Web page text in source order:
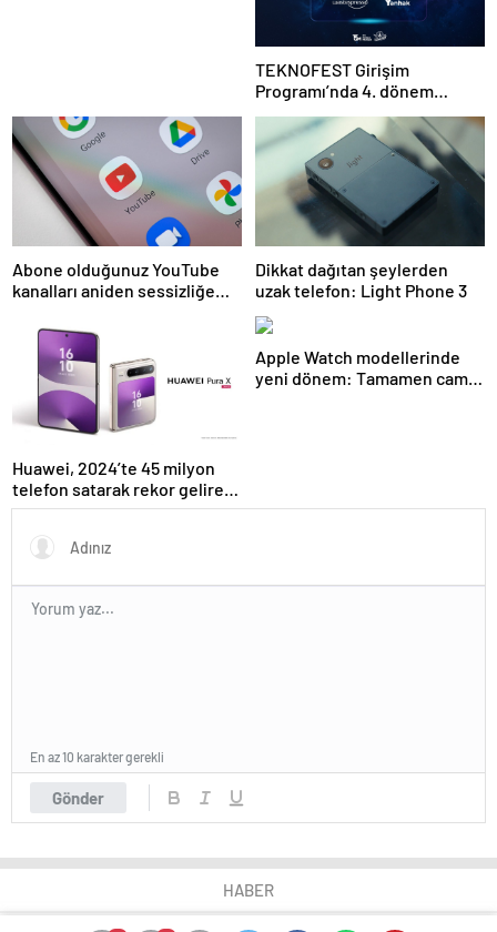
TEKNOFEST Girişim
Programı’nda 4. dönem
başlıyor
Abone olduğunuz YouTube
kanalları aniden sessizliğe
Dikkat dağıtan şeylerden
uzak telefon: Light Phone 3
Huawei, 2024’te 45 milyon
telefon satarak rekor gelire
ulaştı
Apple Watch modellerinde
yeni dönem: Tamamen cam
Gönder
En az 10 karakter gerekli
HABER